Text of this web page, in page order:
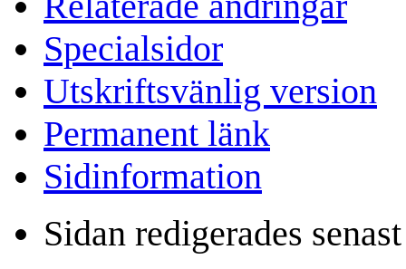
Specialsidor
Utskriftsvänlig version
Permanent länk
Sidinformation
Sidan redigerades